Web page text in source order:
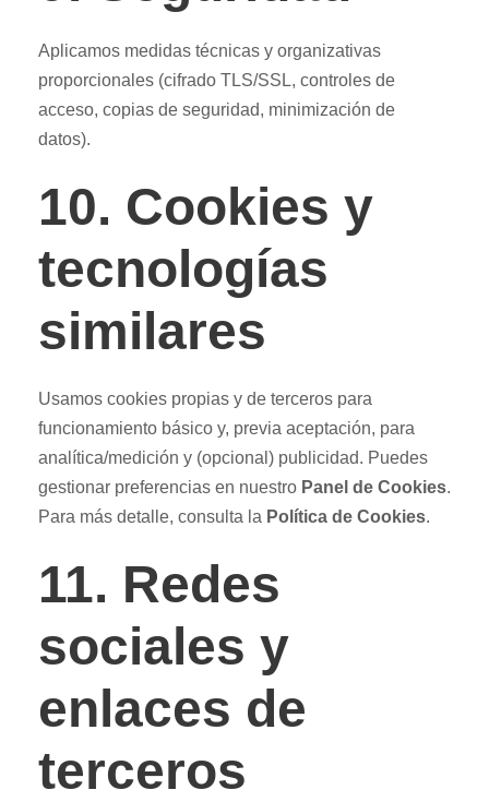
Aplicamos medidas técnicas y organizativas
proporcionales (cifrado TLS/SSL, controles de
acceso, copias de seguridad, minimización de
datos).
10. Cookies y
tecnologías
similares
Usamos cookies propias y de terceros para
funcionamiento básico y, previa aceptación, para
analítica/medición y (opcional) publicidad. Puedes
gestionar preferencias en nuestro Panel de Cookies.
Para más detalle, consulta la Política de Cookies.
11. Redes
sociales y
enlaces de
terceros